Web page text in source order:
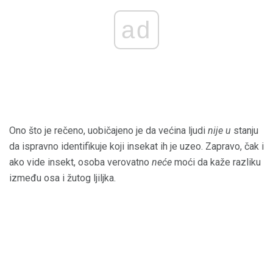
ad
Ono što je rečeno, uobičajeno je da većina ljudi nije u stanju
da ispravno identifikuje koji insekat ih je uzeo. Zapravo, čak i
ako vide insekt, osoba verovatno neće moći da kaže razliku
između osa i žutog ljiljka.